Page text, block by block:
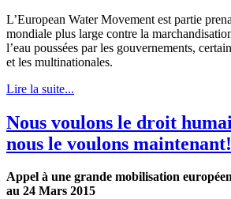
L’European Water Movement est partie
mondiale plus large contre la
l’eau poussées par les gouvernements,
et les multinationales.
Lire la suite...
Nous voulons le droit
nous le voulons maintenant!
Appel à une grande mobilisation
au 24 Mars 2015